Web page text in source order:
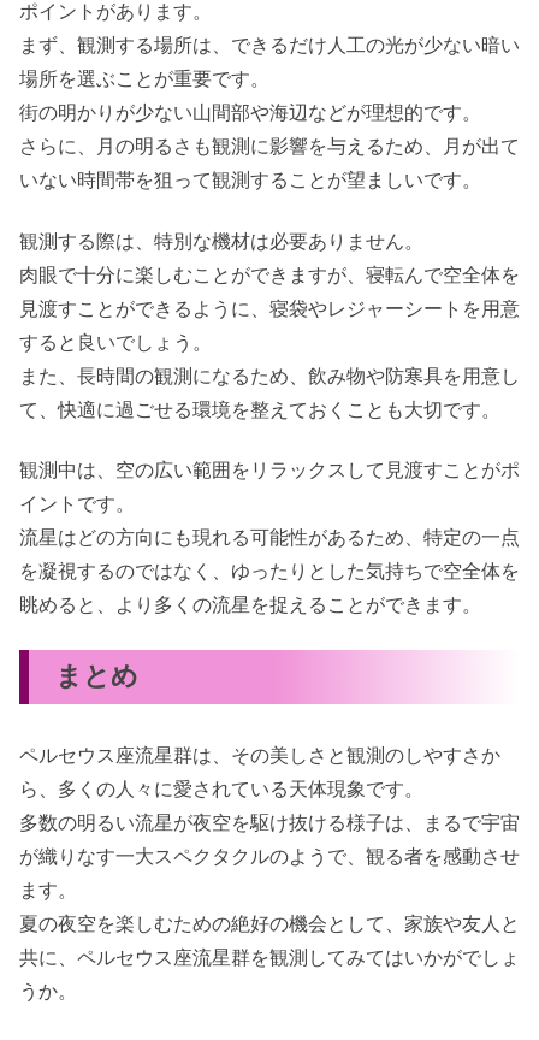
ポイントがあります。
まず、観測する場所は、できるだけ人工の光が少ない暗い
場所を選ぶことが重要です。
街の明かりが少ない山間部や海辺などが理想的です。
さらに、月の明るさも観測に影響を与えるため、月が出て
いない時間帯を狙って観測することが望ましいです。
観測する際は、特別な機材は必要ありません。
肉眼で十分に楽しむことができますが、寝転んで空全体を
見渡すことができるように、寝袋やレジャーシートを用意
すると良いでしょう。
また、長時間の観測になるため、飲み物や防寒具を用意し
て、快適に過ごせる環境を整えておくことも大切です。
観測中は、空の広い範囲をリラックスして見渡すことがポ
イントです。
流星はどの方向にも現れる可能性があるため、特定の一点
を凝視するのではなく、ゆったりとした気持ちで空全体を
眺めると、より多くの流星を捉えることができます。
まとめ
ペルセウス座流星群は、その美しさと観測のしやすさか
ら、多くの人々に愛されている天体現象です。
多数の明るい流星が夜空を駆け抜ける様子は、まるで宇宙
が織りなす一大スペクタクルのようで、観る者を感動させ
ます。
夏の夜空を楽しむための絶好の機会として、家族や友人と
共に、ペルセウス座流星群を観測してみてはいかがでしょ
うか。